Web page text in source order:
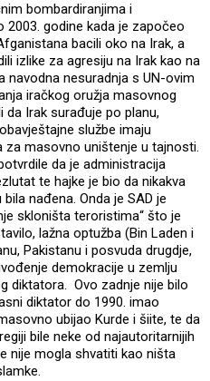
bombardiranjima i
godine kada je započeo
bacili oko na Irak, a
izlike za agresiju na Irak kao na
navodna nesuradnja s UN-ovim
iračkog oružja masovnog
da Irak surađuje po planu,
službe imaju
za masovno uništenje u tajnosti.
da je administracija
te hajke je bio da nikakva
nađena. Onda je SAD je
skloništa teroristima“ što je
lažna optužba (Bin Laden i
Pakistanu i posvuda drugdje,
demokracije u zemlju
diktatora. Ovo zadnje nije bilo
diktator do 1990. imao
ubijao Kurde i šiite, te da
bile neke od najautoritarnijih
nije mogla shvatiti kao ništa